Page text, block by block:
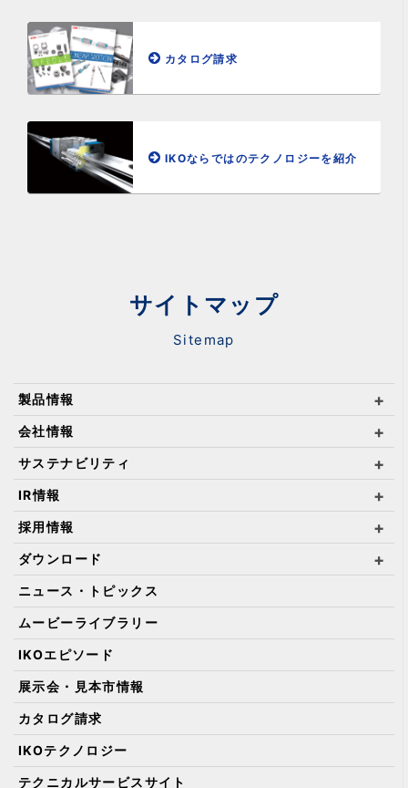
カタログ請求
IKOならではのテクノロジーを紹介
サイトマップ
Sitemap
製品情報
会社情報
サステナビリティ
IR情報
採用情報
ダウンロード
ニュース・トピックス
ムービーライブラリー
IKOエピソード
展示会・見本市情報
カタログ請求
IKOテクノロジー
テクニカルサービスサイト